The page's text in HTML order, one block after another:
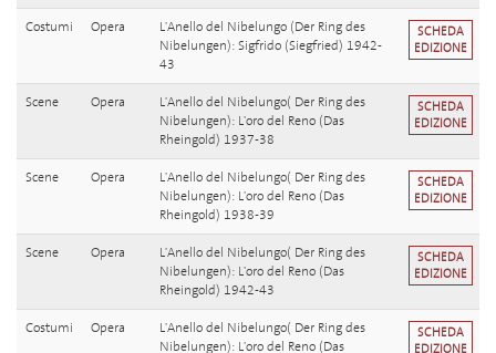
Costumi Opera
L'Anello del Nibelungo (Der Ring des
Nibelungen): Sigfrido (Siegfried) 1942-
43
SCHEDA
EDIZIONE
Scene Opera
L'Anello del Nibelungo( Der Ring des
Nibelungen): L'oro del Reno (Das
Rheingold) 1937-38
SCHEDA
EDIZIONE
Scene Opera
L'Anello del Nibelungo( Der Ring des
Nibelungen): L'oro del Reno (Das
Rheingold) 1938-39
SCHEDA
EDIZIONE
Scene Opera
L'Anello del Nibelungo( Der Ring des
Nibelungen): L'oro del Reno (Das
Rheingold) 1942-43
SCHEDA
EDIZIONE
Costumi Opera
L'Anello del Nibelungo( Der Ring des
Nibelungen): L'oro del Reno (Das
SCHEDA
EDIZIONE